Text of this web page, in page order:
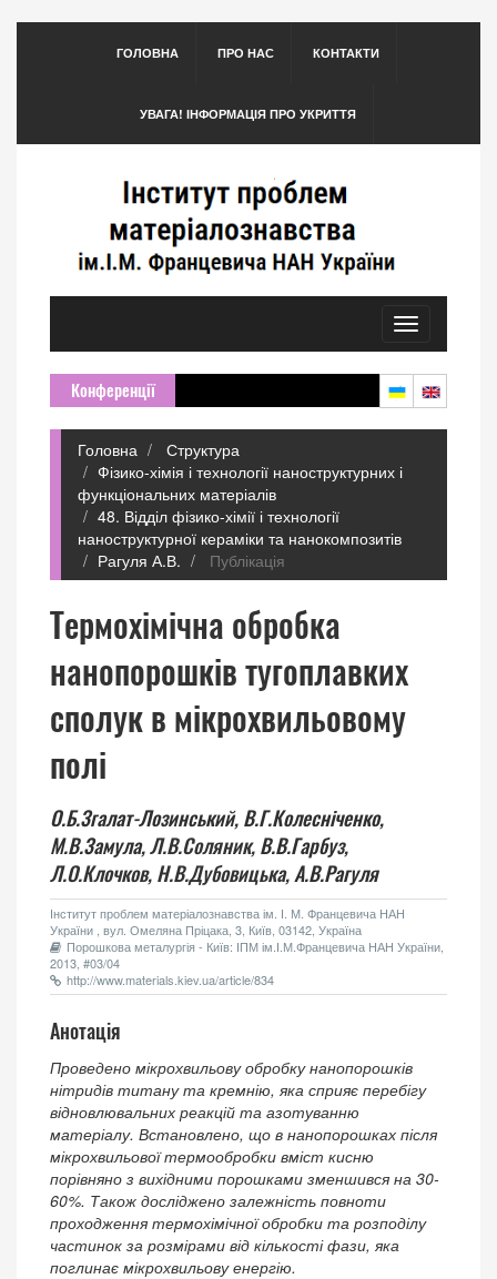
ГОЛОВНА ПРО НАС КОНТАКТИ
УВАГА! ІНФОРМАЦІЯ ПРО УКРИТТЯ
Toggle
navigation
Конференції
Головна
Структура
Фізико-хімія і технології наноструктурних і
функціональних матеріалів
48. Відділ фізико-хімії і технології
наноструктурної кераміки та нанокомпозитів
Рагуля А.В.
Публікація
Термохімічна обробка
нанопорошків тугоплавких
сполук в мікрохвильовому
полі
О.Б.Згалат-Лозинський, В.Г.Колесніченко,
М.В.Замула,Л.В.Соляник, В.В.Гарбуз,
Л.О.Клочков, Н.В.Дубовицька, А.В.Рагуля
Інститут проблем матеріалознавства ім. І. М. Францевича НАН
України , вул. Омеляна Пріцака, 3, Київ, 03142, Україна
Порошкова металургія - Київ: ІПМ ім.І.М.Францевича НАН України,
2013, #03/04
http://www.materials.kiev.ua/article/834
Анотація
Проведено мікрохвильову обробку нанопорошків
нітридів титану та кремнію, яка сприяє перебігу
відновлювальних реакцій та азотуванню
матеріалу. Встановлено, що в нанопорошках після
мікрохвильової термообробки вміст кисню
порівняно з вихідними порошками зменшився на 30-
60%. Також досліджено залежність повноти
проходження термохімічної обробки та розподілу
частинок за розмірами від кількості фази, яка
поглинає мікрохвильову енергію.